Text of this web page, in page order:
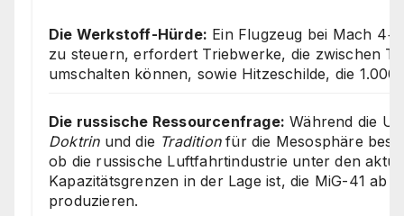
Die Werkstoff-Hürde: Ein Flugzeug bei Mach
zu steuern, erfordert Triebwerke, die zwischen
umschalten können, sowie Hitzeschilde, die 1.000
Die russische Ressourcenfrage: Während die
Doktrinund die Traditionfür die Mesosphäre
ob die russische Luftfahrtindustrie unter den
Kapazitätsgrenzen in der Lage ist, die MiG-41 ab
produzieren.